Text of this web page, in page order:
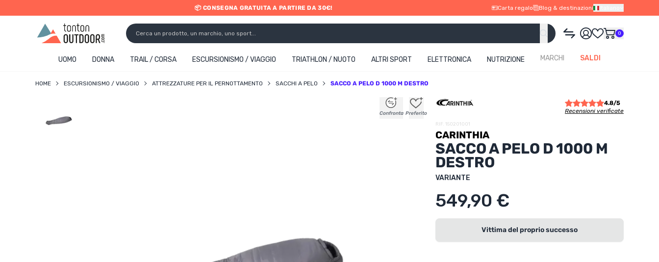
content
📦 CONSEGNA GRATUITA A PARTIRE DA 30€! Carta regalo Blog & destinazioni Italiano
0
UOMO DONNA TRAIL / CORSA ESCURSIONISMO / VIAGGIO TRIATHLON / NUOTO ALTRI SPORT ELETTRONICA NUTRIZIONE MARCHI SALDI
HOME ESCURSIONISMO / VIAGGIO ATTREZZATURE PER IL PERNOTTAMENTO SACCHI A PELO SACCO A PELO D 1000 M DESTRO
+
+
Confronta
+
+
Preferito
4.8/5
Recensioni verificate
RIF. 150201001
CARINTHIA
SACCO A PELO D 1000 M
DESTRO
VARIANTE
549,90 €
Vittima del proprio successo